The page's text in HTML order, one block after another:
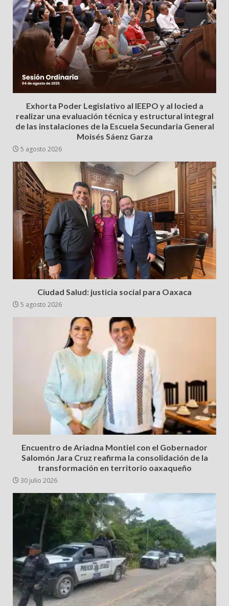
Exhorta Poder Legislativo al IEEPO y al Iocied a
realizar una evaluación técnica y estructural integral
de las instalaciones de la Escuela Secundaria General
Moisés Sáenz Garza
5 agosto 2026
Ciudad Salud: justicia social para Oaxaca
5 agosto 2026
Encuentro de Ariadna Montiel con el Gobernador
Salomón Jara Cruz reafirma la consolidación de la
transformación en territorio oaxaqueño
30 julio 2026